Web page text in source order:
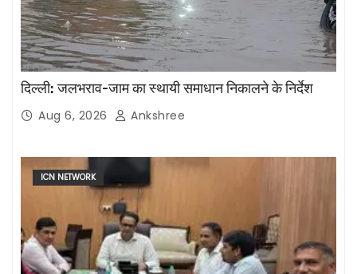
दिल्ली: जलभराव-जाम का स्थायी समाधान निकालने के निर्देश
Aug 6, 2026 Ankshree
ICN NETWORK